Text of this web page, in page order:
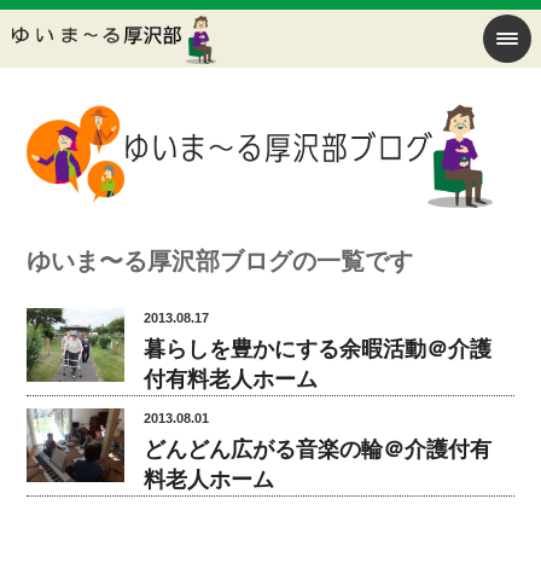
ゆいま〜る厚沢部ブログの一覧です
2013.08.17
暮らしを豊かにする余暇活動＠介護
付有料老人ホーム
2013.08.01
どんどん広がる音楽の輪＠介護付有
料老人ホーム